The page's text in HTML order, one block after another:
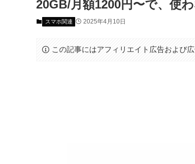
20GB/月額1200円〜で、使
スマホ関連 2025年4月10日
この記事にはアフィリエイト広告および